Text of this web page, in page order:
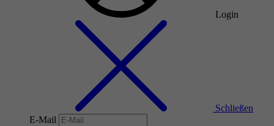
Login
Schließen
E-Mail